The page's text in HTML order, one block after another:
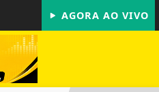
AGORA AO VIVO